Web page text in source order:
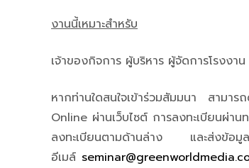
งานนี้เหมาะสำหรับ
เจ้าของกิจการ ผู้บริหาร ผู้จัดการโรงง
หากท่านใดสนใจเข้าร่วมสัมมนา สามาร
Online ผ่านเว็บไซต์ การลงทะเบียนผ่า
ลงทะเบียนตามด้านล่าง และส่งข้
อีเมล์